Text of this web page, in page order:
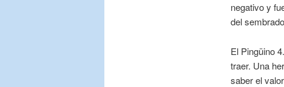
negativo y
del
El Pingüino
traer. Una
saber el